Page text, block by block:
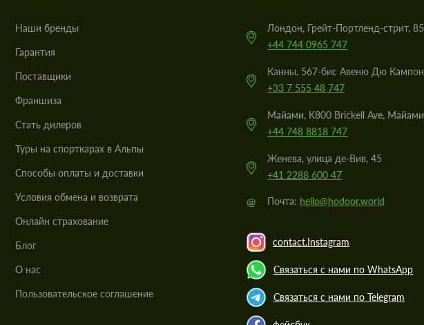
Наши бренды
Гарантия
Поставщики
Франшиза
Стать дилеров
Туры на спорткарах в Альпы
Cпособы оплаты и доставки
Условия обмена и возврата
Онлайн страхование
Блог
О нас
Пользовательское соглашение
Лондон, Грейт-Портленд-стрит, 85
+44 744 0965 747
Канны, 567-бис Авеню Дю Кампон
+33 7 555 48 747
Майами, K800 Brickell Ave, Майами
+44 748 8818 747
Женева, улица де-Вив, 45
+41 2288 600 47
@ Почта: hello@hodoor.world
contact.Instagram
Связаться с нами по WhatsApp
Связаться с нами по Telegram